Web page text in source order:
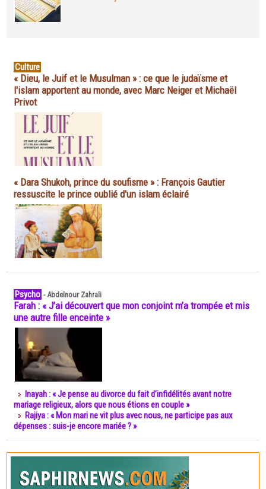
Culture
« Dieu, le Juif et le Musulman » : ce que le judaïsme et
l'islam apportent au monde, avec Marc Neiger et Michaël
Privot
« Dara Shukoh, prince du soufisme » : François Gautier
ressuscite le prince oublié d'un islam éclairé
Psycho -Abdelnour Zahrali
Farah : « J’ai découvert que mon conjoint m’a trompée et mis
une autre fille enceinte »
Inayah : « Je pense au divorce du fait d’infidélités avant notre
mariage religieux, alors que nous étions en couple »
Rajiya : « Mon mari ne vit plus avec nous, ne participe pas aux
dépenses : suis-je encore mariée ? »